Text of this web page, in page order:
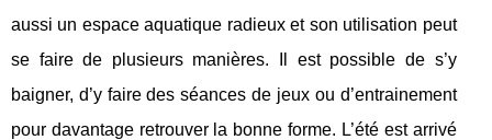
aussi un espace aquatique radieux et son utilisation peut
se faire de plusieurs manières. Il est possible de s’y
baigner, d’y faire des séances de jeux ou d’entrainement
pour davantage retrouver la bonne forme. L’été est arrivé